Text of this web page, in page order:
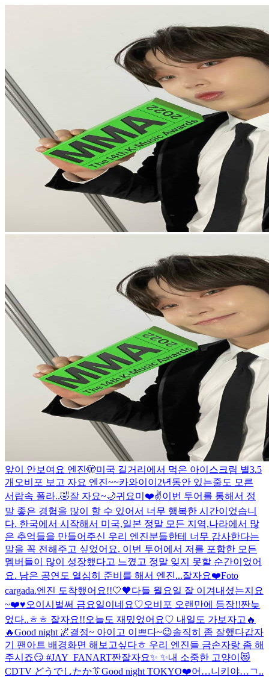
앞이 안보여요 엔진🫣미국 길거리에서 먹은 아이스크림 별3.5
개 오비포 보고 자요 엔진~~카와이이 2년동안 있는줄도 모른
서랍속 폴라..🤣잘 자요~🌙귀요미 ❤️✌️이번 투어를 통해서 정
말 좋은 경험을 많이 할 수 있어서 너무 행복한 시간이었습니
다. 한국에서 시작해서 미국,일본 정말 모든 지역,나라에서 많
은 추억들을 만들어주신 우리 엔진분들한테 너무 감사한다는
말을 꼭 전해주고 싶었어요. 이번 투어에서 저를 포함한 모든
멤버들이 많이 성장했다고 느꼈고 정말 잊지 못할 순간이었어
요. 남은 공연도 열심히 준비를 해서 엔진...잘자요❤️Foto
cargada.엔진 도착했어요!!🤍🖤다들 월요일 잘 이겨내셨는지요
~❤️♥️오이시 벌써 금요일이네요♡오비포 오랜만에 등장!!짠늦
었다..ㅎㅎ 잘자요!!오늘도 재밌었어요♡ 내일도 가보자고🔥
🔥Good night 🌌결정~ 아이고 이쁘다~😉솔직히 좀 잘했다갑자
기 팬아트 배경화면 해보고싶다ㅎ 우리 엔진들 금손자랑 좀 해
주시죠😏 #JAY_FANART짠잘자요✨️ ✨️내 소중한 고양이😻
CDTV どうでしたか👔Good night TOKYO❤️어…니키야…ㄱ..